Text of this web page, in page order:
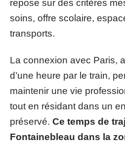
repose sur des critères
soins, offre scolaire,
transports.
La connexion avec Paris,
d’une heure par le train,
maintenir une vie
tout en résidant dans un
préservé. Ce temps de
Fontainebleau dans la